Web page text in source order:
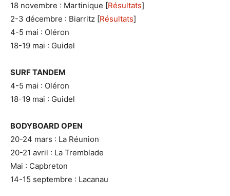
18 novembre : Martinique [Résultats]
2-3 décembre : Biarritz [Résultats]
4-5 mai : Oléron
18-19 mai : Guidel
SURF TANDEM
4-5 mai : Oléron
18-19 mai : Guidel
BODYBOARD OPEN
20-24 mars : La Réunion
20-21 avril : La Tremblade
Mai : Capbreton
14-15 septembre : Lacanau